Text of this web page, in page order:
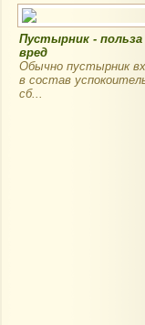
Пустырник - польза
вред
Обычно пустырник
в состав
сб...